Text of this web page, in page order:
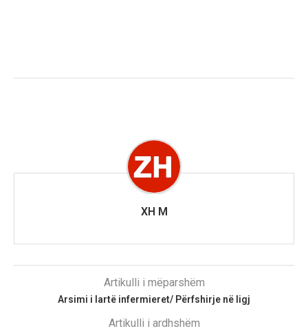
XH M
Artikulli i mëparshëm
Arsimi i lartë infermieret/ Përfshirje në ligj
Artikulli i ardhshëm